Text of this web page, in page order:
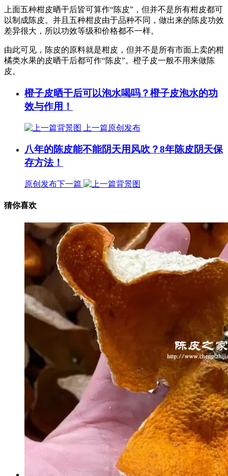
上面五种柑皮晒干后皆可算作“陈皮”，但并不是所有柑皮都可
以制成陈皮。并且五种柑皮由于品种不同，做出来的陈皮功效
差异很大，所以功效等级和价格都不一样。
由此可见，陈皮的原料就是柑皮，但并不是所有市面上卖的柑
橘类水果的皮晒干后都可作“陈皮”。橙子皮一般不用来做陈
皮。
橙子皮晒干后可以泡水喝吗？橙子皮泡水的功
效与作用！
上一篇原创发布
八年的陈皮能不能阴天用风吹？8年陈皮阴天保
存方法！
原创发布下一篇
猜你喜欢